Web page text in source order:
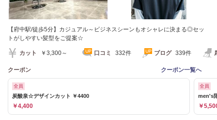
【府中駅/徒歩5分】カジュアル～ビジネスシーンもオシャレに決まる◎セッ
トがしやすい髪型をご提案☆
カット ￥3,300～ 口コミ 332件 ブログ 339件
クーポン クーポン一覧へ
全員
炭酸泉☆デザインカット ￥4400
￥4,400
全員
men's
￥